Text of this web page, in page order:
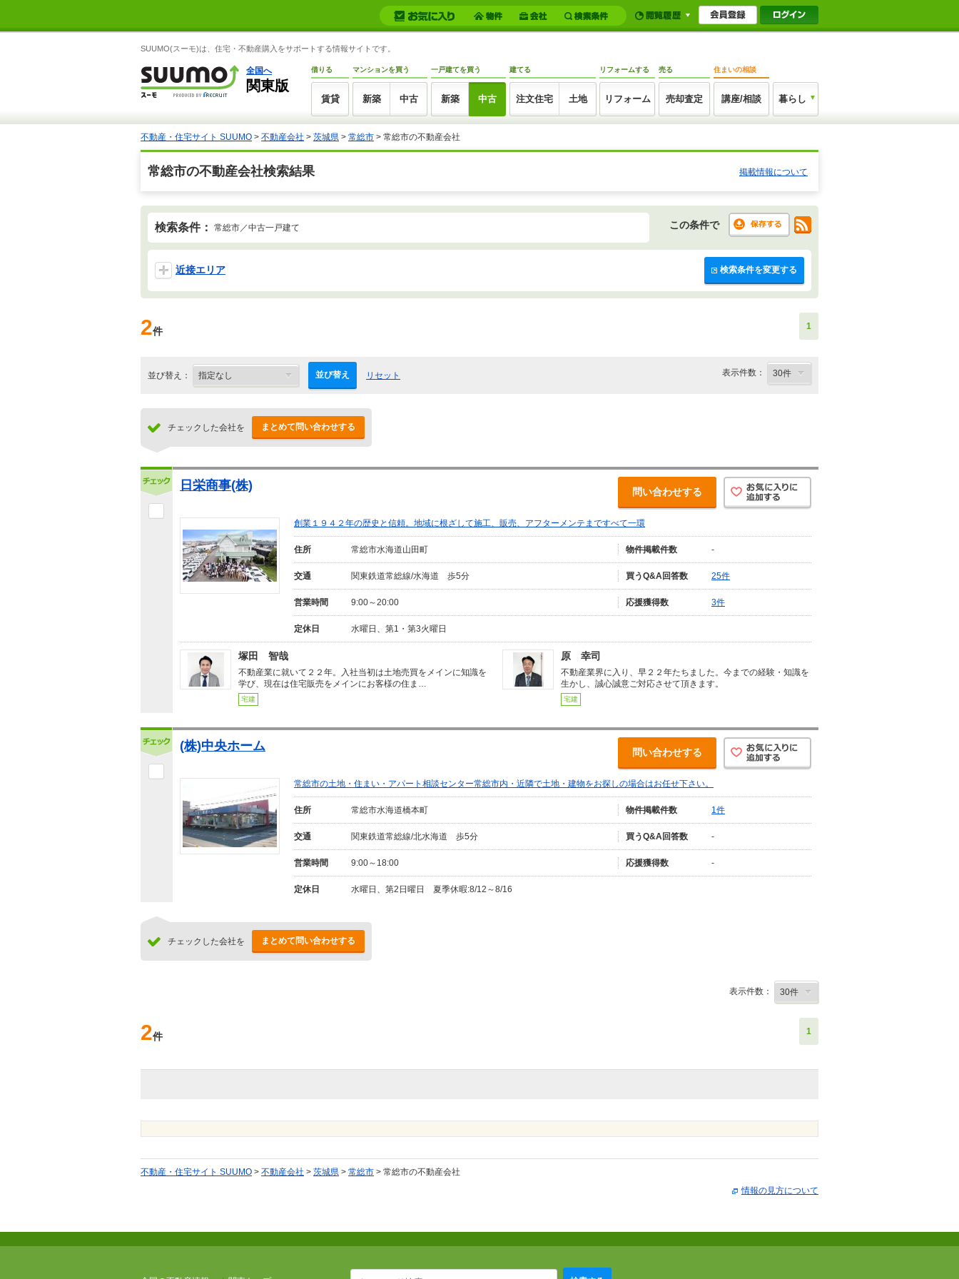
SUUMO(スーモ)は、住宅・不動産購入をサポートする情報サイトです。
全国へ
関東版
借りる
賃貸
マンションを買う
新築 中古
一戸建てを買う
新築 中古
建てる
注文住宅 土地
リフォームする
リフォーム
売る
売却査定
住まいの相談
講座/相談 暮らし
不動産・住宅サイト SUUMO > 不動産会社 > 茨城県 > 常総市 > 常総市の不動産会社
常総市の不動産会社検索結果 掲載情報について
検索条件： 常総市／中古一戸建て この条件で
近接エリア 検索条件を変更する
2件 1
並び替え： 並び替え リセット 表示件数：
チェックした会社を まとめて問い合わせする
日栄商事(株) 問い合わせする
創業１９４２年の歴史と信頼。地域に根ざして施工、販売、アフターメンテまですべて一環
住所 常総市水海道山田町 物件掲載件数 -
交通 関東鉄道常総線/水海道 歩5分 買うQ&A回答数 25件
営業時間 9:00～20:00 応援獲得数 3件
定休日 水曜日、第1・第3火曜日
塚田 智哉
不動産業に就いて２２年。入社当初は土地売買をメインに知識を
学び、現在は住宅販売をメインにお客様の住ま…
宅建
原 幸司
不動産業界に入り、早２２年たちました。今までの経験・知識を
生かし、誠心誠意ご対応させて頂きます。
宅建
(株)中央ホーム 問い合わせする
常総市の土地・住まい・アパート相談センター常総市内・近隣で土地・建物をお探しの場合はお任せ下さい。
住所 常総市水海道橋本町 物件掲載件数 1件
交通 関東鉄道常総線/北水海道 歩5分 買うQ&A回答数 -
営業時間 9:00～18:00 応援獲得数 -
定休日 水曜日、第2日曜日 夏季休暇:8/12～8/16
チェックした会社を まとめて問い合わせする
表示件数：
2件 1
不動産・住宅サイト SUUMO > 不動産会社 > 茨城県 > 常総市 > 常総市の不動産会社
情報の見方について